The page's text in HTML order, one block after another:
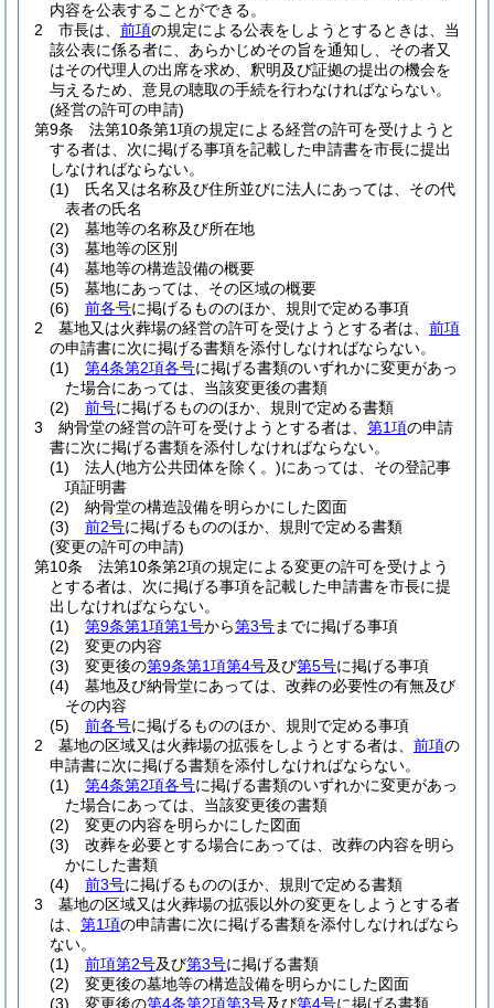
内容を公表することができる。
2
市長は、 前項の規定による公表をしようとするときは、当
該公表に係る者に、あらかじめその旨を通知し、その者又
はその代理人の出席を求め、釈明及び証拠の提出の機会を
与えるため、意見の聴取の手続を行わなければならない。
(経営の許可の申請)
第9条
法第10条第1項の規定による経営の許可を受けようと
する者は、次に掲げる事項を記載した申請書を市長に提出
しなければならない。
(1)
氏名又は名称及び住所並びに法人にあっては、その代
表者の氏名
(2)
墓地等の名称及び所在地
(3)
墓地等の区別
(4)
墓地等の構造設備の概要
(5)
墓地にあっては、その区域の概要
(6)
前各号に掲げるもののほか、規則で定める事項
2
墓地又は火葬場の経営の許可を受けようとする者は、 前項
の申請書に次に掲げる書類を添付しなければならない。
(1)
第4条第2項各号に掲げる書類のいずれかに変更があっ
た場合にあっては、当該変更後の書類
(2)
前号に掲げるもののほか、規則で定める書類
3
納骨堂の経営の許可を受けようとする者は、 第1項の申請
書に次に掲げる書類を添付しなければならない。
(1)
法人(地方公共団体を除く。)にあっては、その登記事
項証明書
(2)
納骨堂の構造設備を明らかにした図面
(3)
前2号に掲げるもののほか、規則で定める書類
(変更の許可の申請)
第10条
法第10条第2項の規定による変更の許可を受けよう
とする者は、次に掲げる事項を記載した申請書を市長に提
出しなければならない。
(1)
第9条第1項第1号から第3号までに掲げる事項
(2)
変更の内容
(3)
変更後の第9条第1項第4号及び第5号に掲げる事項
(4)
墓地及び納骨堂にあっては、改葬の必要性の有無及び
その内容
(5)
前各号に掲げるもののほか、規則で定める事項
2
墓地の区域又は火葬場の拡張をしようとする者は、 前項の
申請書に次に掲げる書類を添付しなければならない。
(1)
第4条第2項各号に掲げる書類のいずれかに変更があっ
た場合にあっては、当該変更後の書類
(2)
変更の内容を明らかにした図面
(3)
改葬を必要とする場合にあっては、改葬の内容を明ら
かにした書類
(4)
前3号に掲げるもののほか、規則で定める書類
3
墓地の区域又は火葬場の拡張以外の変更をしようとする者
は、 第1項の申請書に次に掲げる書類を添付しなければなら
ない。
(1)
前項第2号及び第3号に掲げる書類
(2)
変更後の墓地等の構造設備を明らかにした図面
(3)
変更後の第4条第2項第3号及び第4号に掲げる書類